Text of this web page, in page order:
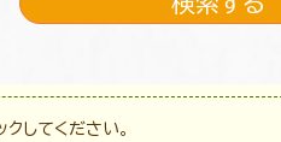
してください。